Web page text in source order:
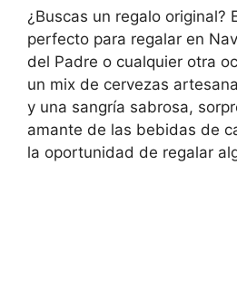
¿Buscas un regalo original?
perfecto para regalar en
del Padre o cualquier otra
un mix de cervezas
y una sangría sabrosa,
amante de las bebidas de
la oportunidad de regalar